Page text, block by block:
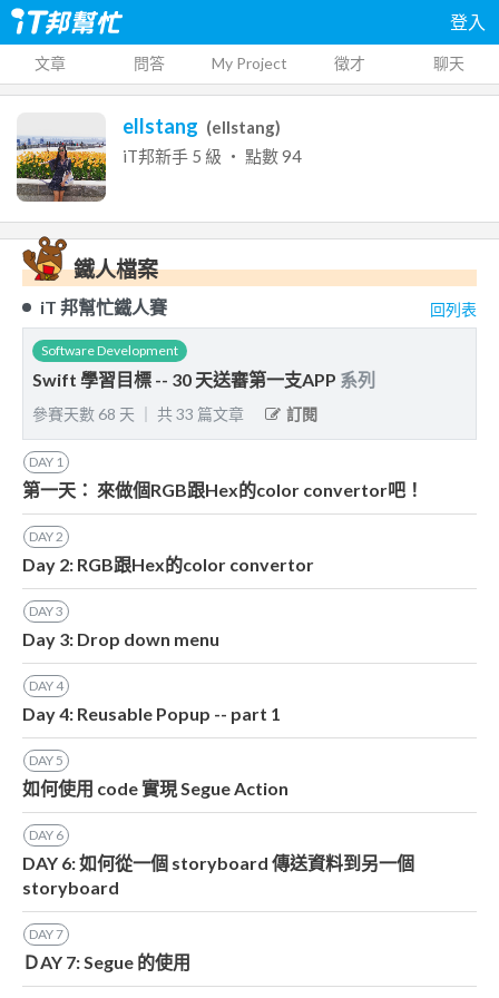
登入
文章 問答 My Project 徵才 聊天
ellstang (ellstang)
iT邦新手 5 級 ‧ 點數94
鐵人檔案
iT 邦幫忙鐵人賽 回列表
Software Development
Swift 學習目標 -- 30 天送審第一支APP 系列
參賽天數 68 天 共33 篇文章 訂閱
DAY 1
第一天： 來做個RGB跟Hex的color convertor吧！
DAY2
Day 2: RGB跟Hex的color convertor
DAY3
Day 3: Drop down menu
DAY4
Day 4: Reusable Popup -- part 1
DAY5
如何使用 code 實現 Segue Action
DAY 6
DAY 6: 如何從一個 storyboard 傳送資料到另一個
storyboard
DAY7
ＤAY 7: Segue 的使用